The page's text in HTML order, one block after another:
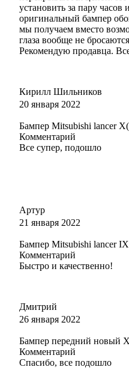
246 - АНГКОР
246 - АНГКОР (ANGKOR)
366 - ЛАЙМ (LIME)
366 - ЛАЙМ (LIME)
366 - ЛАЙМ (LIME)
366 - ЛАЙМ (LIME)
372 - КРИПТОН
установить за пару
оригинальный бампер
мы получаем вместо
глаза вообще не
Рекомендую продавца.
Кирилл Шильников
20 января 2022
Бампер Mitsubishi lancer
Комментарий
Все супер, подошло
Артур
21 января 2022
Бампер Mitsubishi lancer
Комментарий
Быстро и качественно!
Дмитрий
26 января 2022
Бампер передний новый
Комментарий
Спасибо, все подошло